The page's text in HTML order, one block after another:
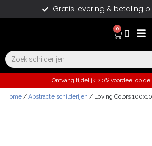
Gratis levering & betaling
0
Ontvang tijdelijk 20% voordeel op
Home / Abstracte schilderijen / Loving Colors